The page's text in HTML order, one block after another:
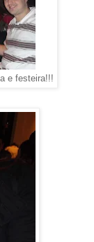
e festeira!!!